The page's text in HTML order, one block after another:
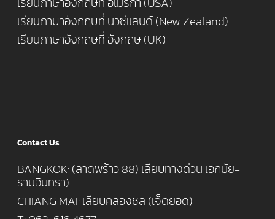
เรียนภาษาอังกฤษที่ นิวซีแลนด์ (New Zealand)
เรียนภาษาอังกฤษที่ อังกฤษ (UK)
Contact Us
BANGKOK: (ลาดพร้าว 88) เลียบทางด่วน เอกมัย-
รามอินทรา)
CHIANG MAI: เลียบคลองชล (เจ็ดยอด)